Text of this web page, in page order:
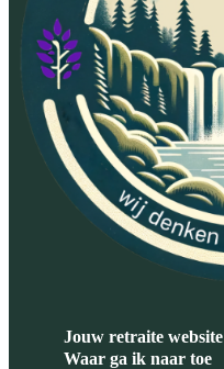
Jouw retraite website
Waar ga ik naar toe